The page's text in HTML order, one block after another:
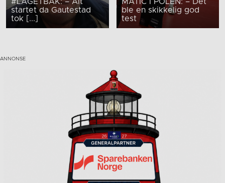
startet da Gautestad
tok [...]
ble en skikkelig god
test